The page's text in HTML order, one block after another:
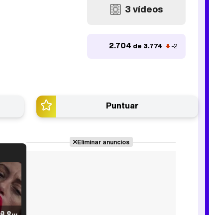
3 vídeos
2.704 de 3.774 -2
Puntuar
Filmin estrena el tráiler de 'Millennial Mal', su nueva comedia universitaria de la mano de Lorena Iglesias
Eliminar anuncios